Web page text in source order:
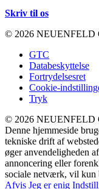
Skriv til os
© 2026 NEUENFELD
GTC
Databeskyttelse
Fortrydelsesret
Cookie-
Tryk
© 2026 NEUENFELD
Denne hjemmeside
tekniske drift af
øger anvendeligheden
annoncering eller
sociale netværk, vil kun
Afvis Jeg er enig